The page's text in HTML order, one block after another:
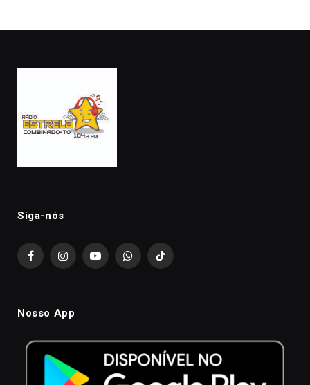
Siga-nós
FacebookInstagramYouTubeWhatsAppTikTok
Nosso App